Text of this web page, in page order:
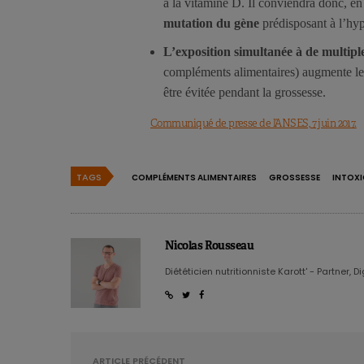
à la vitamine D. Il conviendra donc, en
mutation du gène prédisposant à
L’exposition simultanée à de
compléments alimentaires) augmente
être évitée pendant la grossesse.
Communiqué de presse de l’ANSES, 7 juin 2017.
TAGS COMPLÉMENTS ALIMENTAIRES GROSSESSE
Nicolas Rousseau
Diététicien nutritionniste Karott' - Partner,
ARTICLE PRÉCÉDENT